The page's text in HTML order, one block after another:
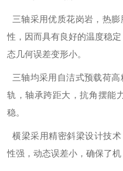
三轴采用优质花岗岩，热
性，因而具有良好的温度稳
态几何误差变形小。
三轴均采用自洁式预载荷
轨，轴承跨距大，抗角摆能
稳。
横梁采用精密斜梁设计技
性强，动态误差小，确保了机